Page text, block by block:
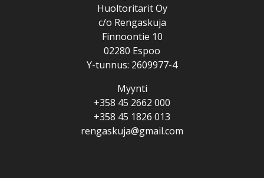
Huoltoritarit Oy
c/o Rengaskuja
Finnoontie 10
02280 Espoo
Y-tunnus: 2609977-4
Myynti
+358 45 2662 000
+358 45 1826 013
rengaskuja@gmail.com